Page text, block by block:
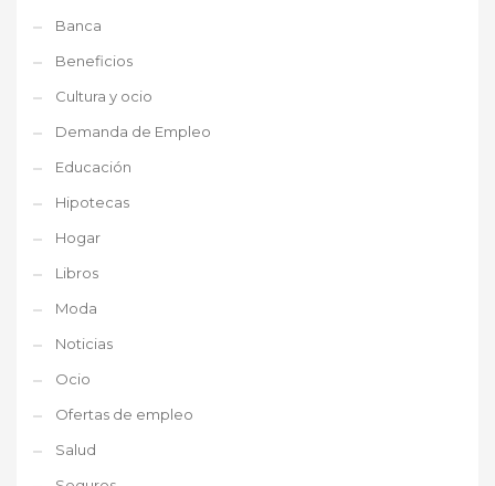
Banca
Beneficios
Cultura y ocio
Demanda de Empleo
Educación
Hipotecas
Hogar
Libros
Moda
Noticias
Ocio
Ofertas de empleo
Salud